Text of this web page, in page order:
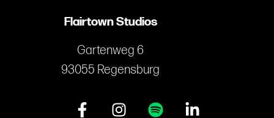
Flairtown Studios
Gartenweg 6
93055 Regensburg